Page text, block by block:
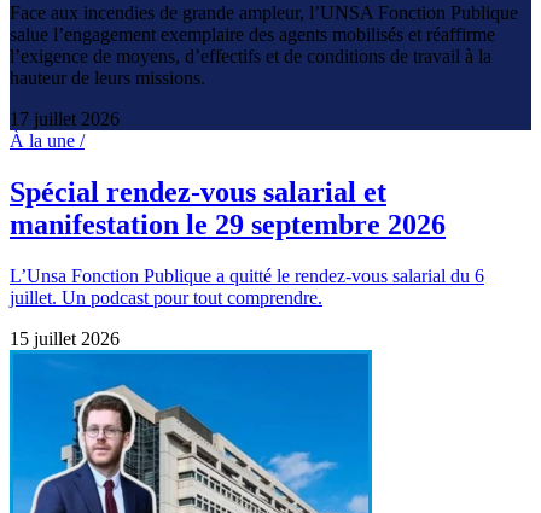
Face aux incendies de grande ampleur, l’UNSA Fonction Publique
salue l’engagement exemplaire des agents mobilisés et réaffirme
l’exigence de moyens, d’effectifs et de conditions de travail à la
hauteur de leurs missions.
17 juillet 2026
À la une /
Spécial rendez-vous salarial et
manifestation le 29 septembre 2026
L’Unsa Fonction Publique a quitté le rendez-vous salarial du 6
juillet. Un podcast pour tout comprendre.
15 juillet 2026